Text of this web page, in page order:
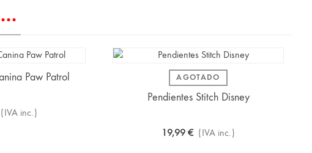
Paw Patrol
(IVA inc.)
AGOTADO
Pendientes Stitch Disney
19,99 € (IVA inc.)